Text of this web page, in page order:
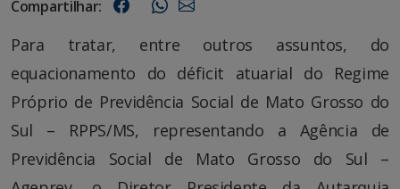
Compartilhar:
Para tratar, entre outros assuntos, do
equacionamento do déficit atuarial do Regime
Próprio de Previdência Social de Mato Grosso do
Sul – RPPS/MS, representando a Agência de
Previdência Social de Mato Grosso do Sul –